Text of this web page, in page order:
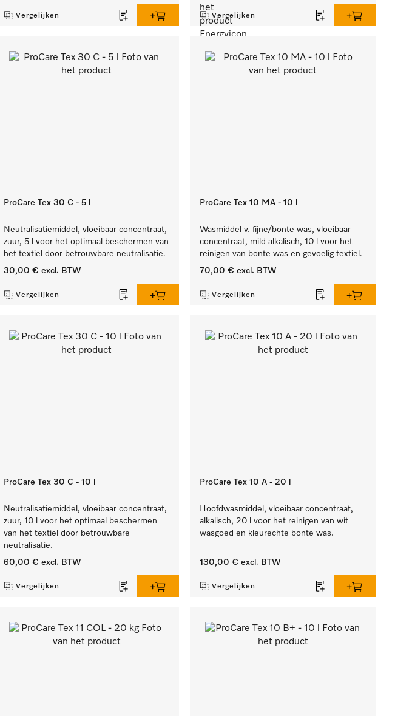
Vergelijken Vergelijken
ProCare Tex 30 C - 5 l
Neutralisatiemiddel, vloeibaar concentraat,
zuur, 5 l voor het optimaal beschermen van
het textiel door betrouwbare neutralisatie.
30,00 € excl. BTW
Vergelijken
ProCare Tex 10 MA - 10 l
Wasmiddel v. fijne/bonte was, vloeibaar
concentraat, mild alkalisch, 10 l voor het
reinigen van bonte was en gevoelig textiel.
70,00 € excl. BTW
Vergelijken
ProCare Tex 30 C - 10 l
Neutralisatiemiddel, vloeibaar concentraat,
zuur, 10 l voor het optimaal beschermen
van het textiel door betrouwbare
neutralisatie.
60,00 € excl. BTW
Vergelijken
ProCare Tex 10 A - 20 l
Hoofdwasmiddel, vloeibaar concentraat,
alkalisch, 20 l voor het reinigen van wit
wasgoed en kleurechte bonte was.
130,00 € excl. BTW
Vergelijken